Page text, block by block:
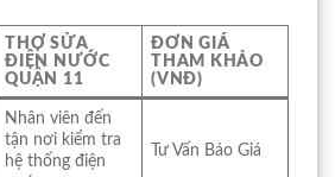
THỢ SỬA
ĐIỆN NƯỚC
QUẬN 11
ĐƠN GIÁ
THAM KHẢO
(VNĐ)
Nhân viên đến
tận nơi kiểm tra
hệ thống điện
Tư Vấn Báo Giá